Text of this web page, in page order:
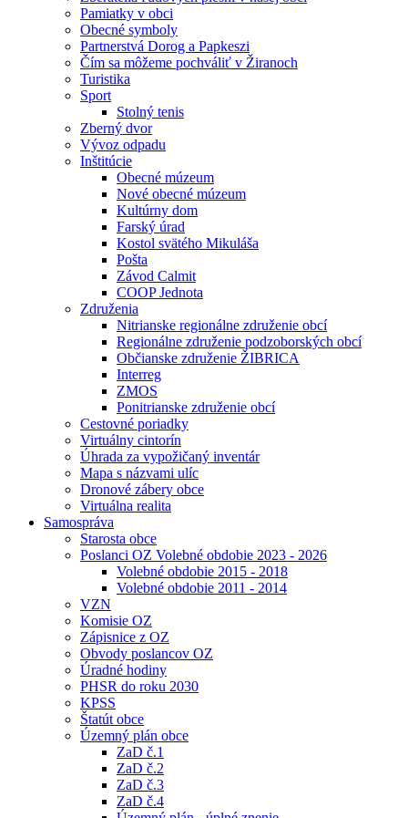
Pamiatky v obci
Obecné symboly
Partnerstvá Dorog a Papkeszi
Čím sa môžeme pochváliť v Žiranoch
Turistika
Sport
Stolný tenis
Zberný dvor
Vývoz odpadu
Inštitúcie
Obecné múzeum
Nové obecné múzeum
Kultúrny dom
Farský úrad
Kostol svätého Mikuláša
Pošta
Závod Calmit
COOP Jednota
Združenia
Nitrianske regionálne združenie obcí
Regionálne združenie podzoborských obcí
Občianske združenie ŽIBRICA
Interreg
ZMOS
Ponitrianske združenie obcí
Cestovné poriadky
Virtuálny cintorín
Úhrada za vypožičaný inventár
Mapa s názvami ulíc
Dronové zábery obce
Virtuálna realita
Samospráva
Starosta obce
Poslanci OZ Volebné obdobie 2023 - 2026
Volebné obdobie 2015 - 2018
Volebné obdobie 2011 - 2014
VZN
Komisie OZ
Zápisnice z OZ
Obvody poslancov OZ
Úradné hodiny
PHSR do roku 2030
KPSS
Štatút obce
Územný plán obce
ZaD č.1
ZaD č.2
ZaD č.3
ZaD č.4